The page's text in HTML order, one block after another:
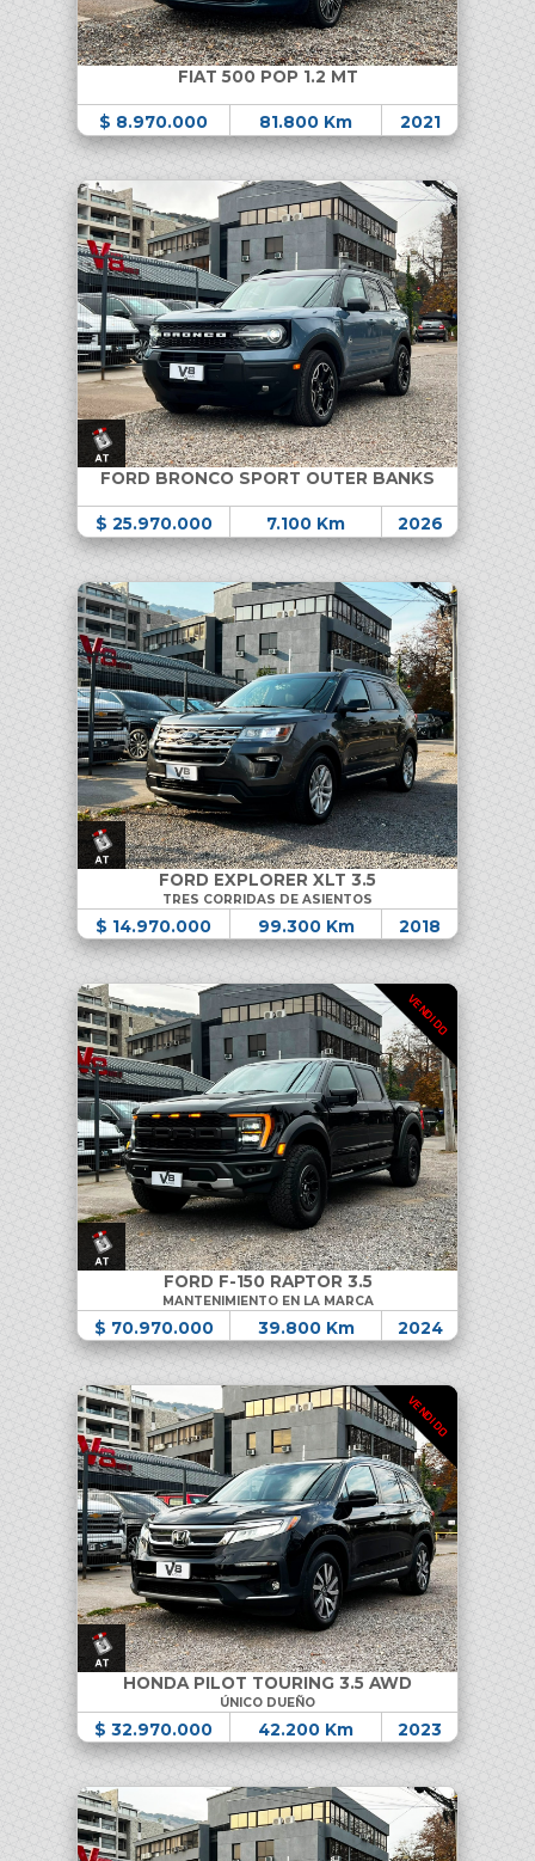
FIAT 500 POP 1.2 MT
$ 8.970.000 81.800 Km 2021
FORD BRONCO SPORT OUTER BANKS
$ 25.970.000 7.100 Km 2026
FORD EXPLORER XLT 3.5
TRES CORRIDAS DE ASIENTOS
$ 14.970.000 99.300 Km 2018
VENDIDO
FORD F-150 RAPTOR 3.5
MANTENIMIENTO EN LA MARCA
$ 70.970.000 39.800 Km 2024
VENDIDO
HONDA PILOT TOURING 3.5 AWD
ÚNICO DUEÑO
$ 32.970.000 42.200 Km 2023